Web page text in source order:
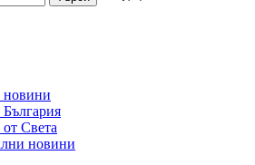
Света
новини